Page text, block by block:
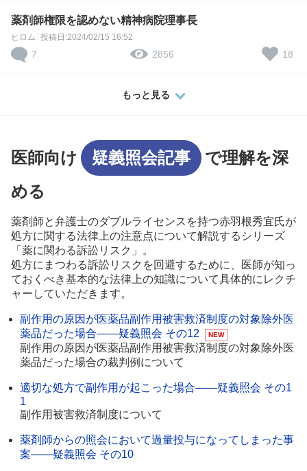
薬剤師権限を認めない精神病院理事長
ヒロム 投稿日:2024/02/15 16:52
7 2856 18
もっと見る
医師向け 疑義照会記事
で理解を深
める
薬剤師と弁護士のダブルライセンスを持つ赤羽根秀宜氏が
処方に関する法律上の注意点について解説するシリーズ
「薬に関わる訴訟リスク」。
処方にまつわる訴訟リスクを回避するために、医師が知っ
ておくべき基本的な法律上の知識について具体的にレクチ
ャーしていただきます。
副作用の原因が医薬品副作用被害救済制度の対象除外医
薬品だった場合――疑義照会 その12
NEW
副作用の原因が医薬品副作用被害救済制度の対象除外医
薬品だった場合の裁判例について
適切な処方で副作用が起こった場合――疑義照会 その1
1
副作用被害救済制度について
薬剤師からの照会において過量投与になってしまった事
案――疑義照会 その10